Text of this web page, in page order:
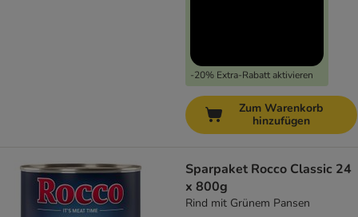
-20% Extra-Rabatt aktivieren
Zum Warenkorb
hinzufügen
Sparpaket Rocco Classic 24
x 800g
Rind mit Grünem Pansen